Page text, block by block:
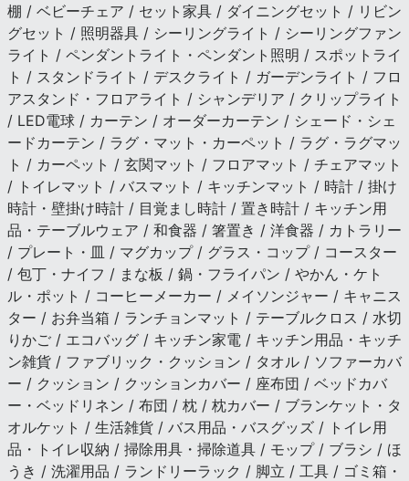
棚 / ベビーチェア / セット家具 / ダイニングセット / リビン
グセット / 照明器具 / シーリングライト / シーリングファン
ライト / ペンダントライト・ペンダント照明 / スポットライ
ト / スタンドライト / デスクライト / ガーデンライト / フロ
アスタンド・フロアライト / シャンデリア / クリップライト
/ LED電球 / カーテン / オーダーカーテン / シェード・シェ
ードカーテン / ラグ・マット・カーペット / ラグ・ラグマッ
ト / カーペット / 玄関マット / フロアマット / チェアマット
/ トイレマット / バスマット / キッチンマット / 時計 / 掛け
時計・壁掛け時計 / 目覚まし時計 / 置き時計 / キッチン用
品・テーブルウェア / 和食器 / 箸置き / 洋食器 / カトラリー
/ プレート・皿 / マグカップ / グラス・コップ / コースター
/ 包丁・ナイフ / まな板 / 鍋・フライパン / やかん・ケト
ル・ポット / コーヒーメーカー / メイソンジャー / キャニス
ター / お弁当箱 / ランチョンマット / テーブルクロス / 水切
りかご / エコバッグ / キッチン家電 / キッチン用品・キッチ
ン雑貨 / ファブリック・クッション / タオル / ソファーカバ
ー / クッション / クッションカバー / 座布団 / ベッドカバ
ー・ベッドリネン / 布団 / 枕 / 枕カバー / ブランケット・タ
オルケット / 生活雑貨 / バス用品・バスグッズ / トイレ用
品・トイレ収納 / 掃除用具・掃除道具 / モップ / ブラシ / ほ
うき / 洗濯用品 / ランドリーラック / 脚立 / 工具 / ゴミ箱・